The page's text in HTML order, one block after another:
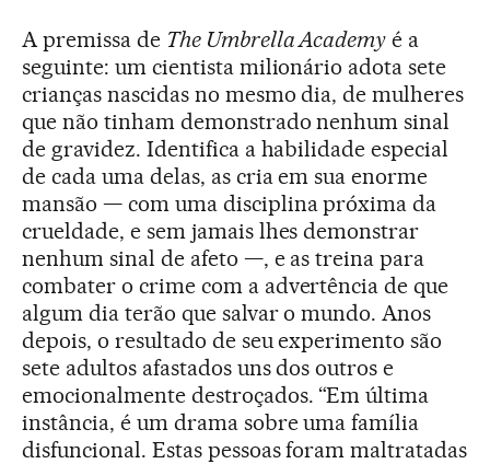
A premissa de The Umbrella Academy é a
seguinte: um cientista milionário adota sete
crianças nascidas no mesmo dia, de mulheres
que não tinham demonstrado nenhum sinal
de gravidez. Identifica a habilidade especial
de cada uma delas, as cria em sua enorme
mansão — com uma disciplina próxima da
crueldade, e sem jamais lhes demonstrar
nenhum sinal de afeto —, e as treina para
combater o crime com a advertência de que
algum dia terão que salvar o mundo. Anos
depois, o resultado de seu experimento são
sete adultos afastados uns dos outros e
emocionalmente destroçados. “Em última
instância, é um drama sobre uma família
disfuncional. Estas pessoas foram maltratadas